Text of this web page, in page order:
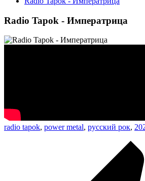
Radio Tapok - Императрица
radio tapok, power metal, русский рок,